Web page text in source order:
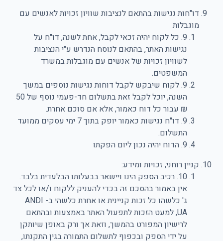
דו"חות נגישות בהתאם לנציבות שוויון זכויות לאנשים עם
מוגבלות
9. כל לקוח יהיה זכאי לקבל, אחת לשנה, דו"ח על
נגישות האתר, בהתאם לנוסח הנדרש ע"י הנציבות
לשוויון זכויות של אנשים עם מוגבלות במשרד
המשפטים.
9. לקוח שיבקש לקבל דוחות נגישות נוספים במשך
השנה, יוכל לקבל זאת בתשלום חד-פעמי נוסף של 50
₪ עבור כל דוח כאמור, אלא אם סוכם אחרת.
9. דו"ח נגישות כאמור יופק בתוך 7 ימי עסקים ממועד
התשלום.
9. הדוח יהיה נכון ליום הפקתו
קניין רוחני, זכויות ומידע:
10. רכיב הספק הינו ויישאר בבעלותו הבלעדית בלבד.
אין באמור בהסכם זה בכדי להעניק ללקוח ו/או לכל צד
ג' כלשהו כל זכות קניינית או אחרת כלשהי ב- ANDI
UA, למעט הזכות לתפעול האתר באמצעות ובהתאם
לרישיון המפורט בהמשך, וזאת אך ורק באופן שיותקן
על ידי הספק ובכפוף לתשלום התמורה בגין התקנתו,